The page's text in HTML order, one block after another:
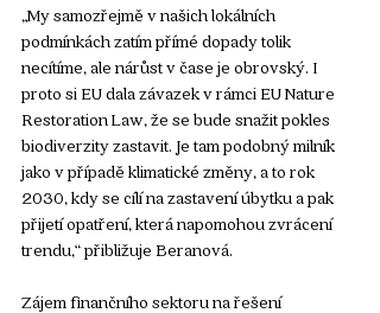
„My samozřejmě v našich lokálních
podmínkách zatím přímé dopady tolik
necítíme, ale nárůst v čase je obrovský. I
proto si EU dala závazek v rámci EU Nature
Restoration Law, že se bude snažit pokles
biodiverzity zastavit. Je tam podobný milník
jako v případě klimatické změny, a to rok
2030, kdy se cílí na zastavení úbytku a pak
přijetí opatření, která napomohou zvrácení
trendu,“ přibližuje Beranová.
Zájem finančního sektoru na řešení